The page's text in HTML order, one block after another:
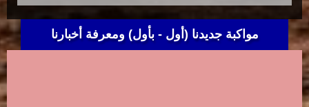
مواكبة جديدنا (أول - بأول) ومعرفة أخبارنا